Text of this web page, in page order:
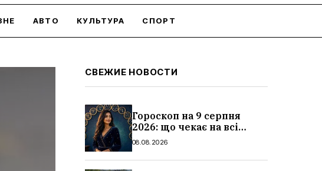
АВТО КУЛЬТУРА СПОРТ
СВЕЖИЕ НОВОСТИ
Гороскоп на 9 серпня
2026: що чекає на всі
знаки зодіаку
08.08.2026